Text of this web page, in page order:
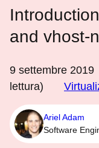
and vhost-
9 settembre 2019
lettura)
Ariel Adam
Software